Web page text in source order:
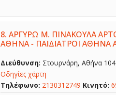
8. ΑΡΓΥΡΩ Μ. ΠΙΝΑΚΟΥΛΑ
ΑΘΗΝΑ - ΠΑΙΔΙΑΤΡΟΙ ΑΘΗΝΑ
Διεύθυνση: Στουρνάρη, Αθήνα 104
Οδηγίες χάρτη
Τηλέφωνο: 2130312749 Κινητό: